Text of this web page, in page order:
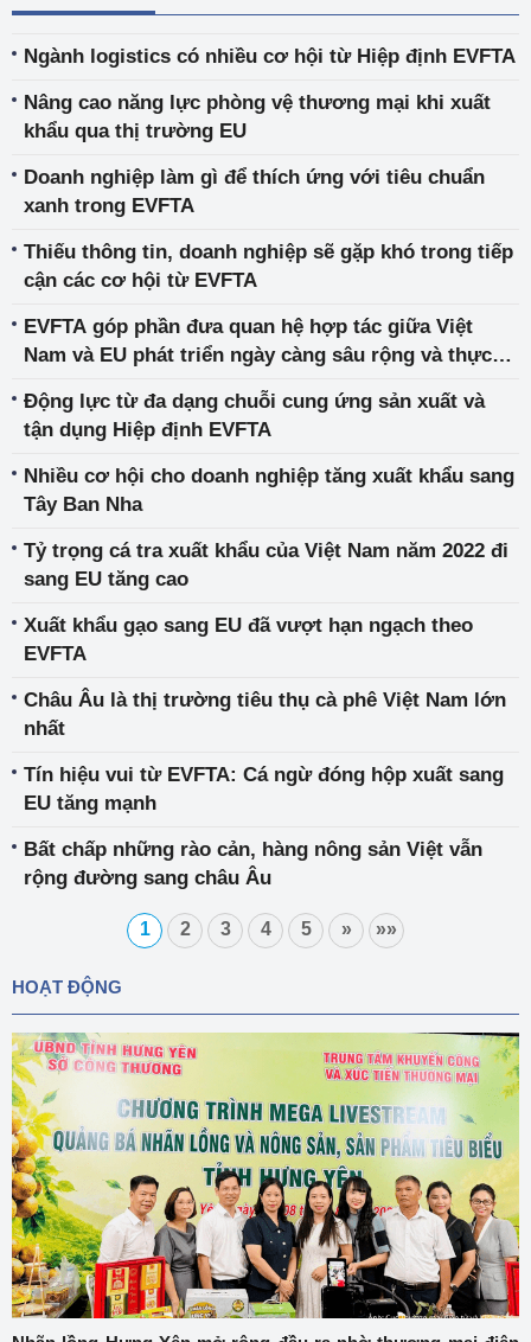
Ngành logistics có nhiều cơ hội từ Hiệp định EVFTA
Nâng cao năng lực phòng vệ thương mại khi xuất
khẩu qua thị trường EU
Doanh nghiệp làm gì để thích ứng với tiêu chuẩn
xanh trong EVFTA
Thiếu thông tin, doanh nghiệp sẽ gặp khó trong tiếp
cận các cơ hội từ EVFTA
EVFTA góp phần đưa quan hệ hợp tác giữa Việt
Nam và EU phát triển ngày càng sâu rộng và thực
Động lực từ đa dạng chuỗi cung ứng sản xuất và
tận dụng Hiệp định EVFTA
Nhiều cơ hội cho doanh nghiệp tăng xuất khẩu sang
Tây Ban Nha
Tỷ trọng cá tra xuất khẩu của Việt Nam năm 2022 đi
sang EU tăng cao
Xuất khẩu gạo sang EU đã vượt hạn ngạch theo
EVFTA
Châu Âu là thị trường tiêu thụ cà phê Việt Nam lớn
nhất
Tín hiệu vui từ EVFTA: Cá ngừ đóng hộp xuất sang
EU tăng mạnh
Bất chấp những rào cản, hàng nông sản Việt vẫn
rộng đường sang châu Âu
1 2 3 4 5 » »»
HOẠT ĐỘNG